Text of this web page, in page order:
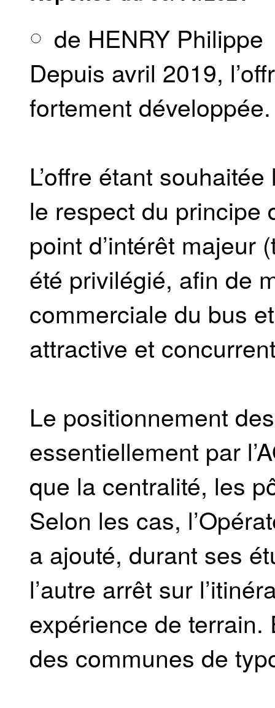
de HENRY Philippe
Depuis avril 2019,
fortement développée.
L’offre étant
le respect du principe
point d’intérêt majeur
été privilégié, afin de
commerciale du bus
attractive et
Le positionnement
essentiellement par
que la centralité, les
Selon les cas,
a ajouté, durant ses
l’autre arrêt sur
expérience de
des communes de